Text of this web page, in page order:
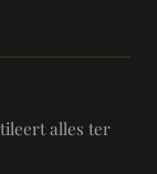
alles ter